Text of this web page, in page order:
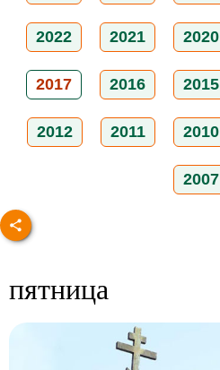
2022 2021 2020
2017 2016 2015
2012 2011 2010
2007
пятница